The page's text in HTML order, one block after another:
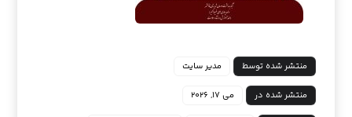
منتشر شده توسط مدیر سایت
منتشر شده در می ۱۷, ۲۰۲۶